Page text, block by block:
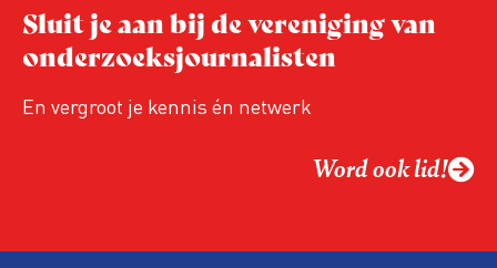
Sluit je aan bij de vereniging van
onderzoeksjournalisten
En vergroot je kennis én netwerk
Word ook lid!